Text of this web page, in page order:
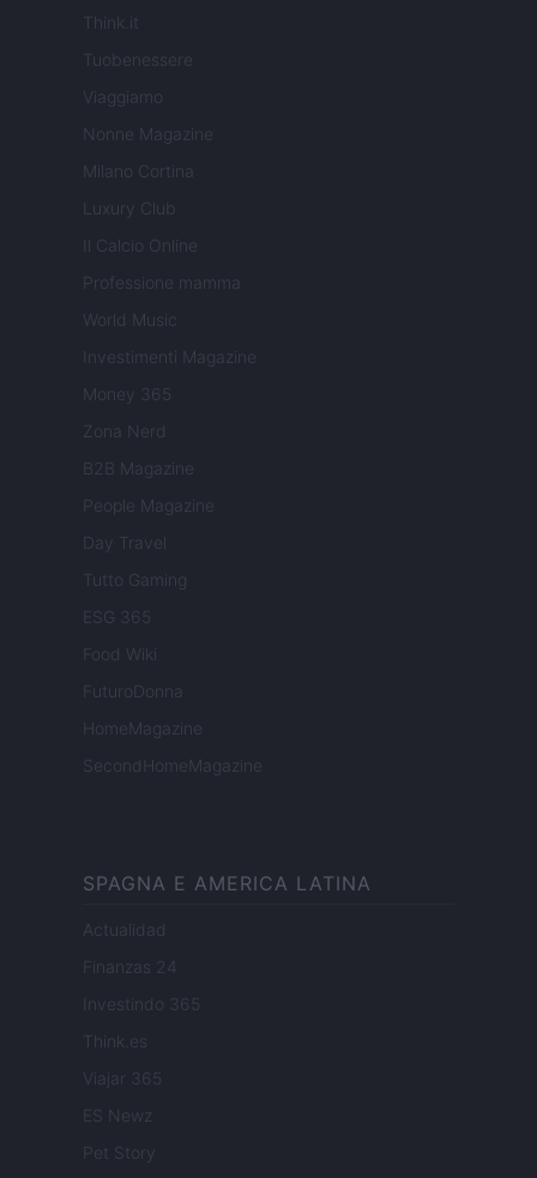
Think.it
Tuobenessere
Viaggiamo
Nonne Magazine
Milano Cortina
Luxury Club
Il Calcio Online
Professione mamma
World Music
Investimenti Magazine
Money 365
Zona Nerd
B2B Magazine
People Magazine
Day Travel
Tutto Gaming
ESG 365
Food Wiki
FuturoDonna
HomeMagazine
SecondHomeMagazine
SPAGNA E AMERICA LATINA
Actualidad
Finanzas 24
Investindo 365
Think.es
Viajar 365
ES Newz
Pet Story